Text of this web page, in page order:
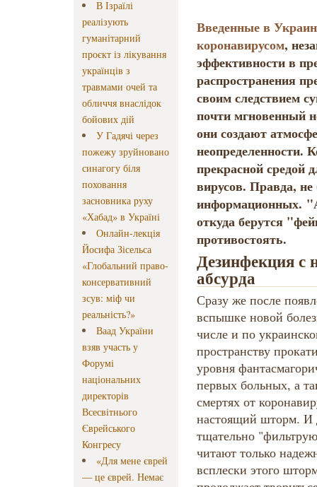
В Ізраїлі
реалізують
гуманітарний
проєкт із лікування
українців з
травмами очей та
обличчя внаслідок
бойових дій
У Гадячі через
пожежу зруйновано
синагогу біля
поховання
засновника руху
«Хабад» в Україні
Онлайн-лекція
Йосифа Зісельса
«Глобальний право-
консервативний
зсув: міф чи
реальність?»
Ваад України
взяв участь у
Форумі
національних
директорів
Всесвітнього
Єврейського
Конгресу
«Для мене єврей
— це єврей. Немає
Введенные в
коронавирусом,
эффективности в
распространения
своим следствием
почти мгновенный
они создают
неопределенности.
прекрасной средой
вирусов. Правда, не
информационных.
откуда берутся
противостоять.
Дезинфекция с
абсурда
Сразу же после
вспышке новой
числе и по
пространству
уровня
первых больных, а
смертях от
настоящий шторм. И
тщательно
читают только
всплески этого